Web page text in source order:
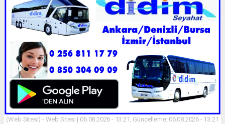
(Web Sitesi) - Web Sitesi | 06.08.2026 - 13:21, Güncelleme: 06.08.2026 - 13:21